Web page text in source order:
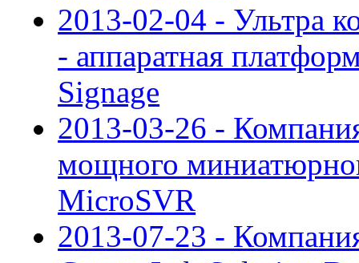
2013-02-04 - Ультра
- аппаратная
Signage
2013-03-26 -
мощного
MicroSVR
2013-07-23 -